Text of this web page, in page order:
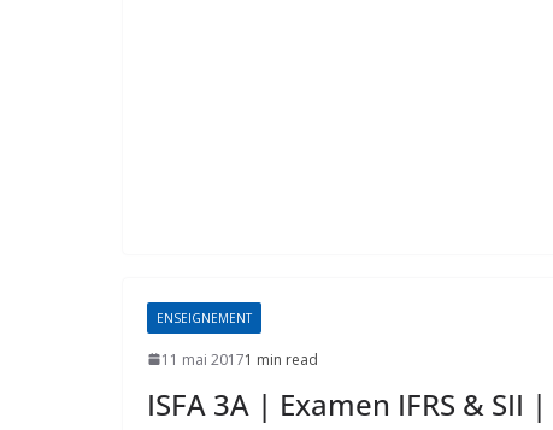
ENSEIGNEMENT
11 mai 20171 min read
ISFA 3A | Examen IFRS & SII |